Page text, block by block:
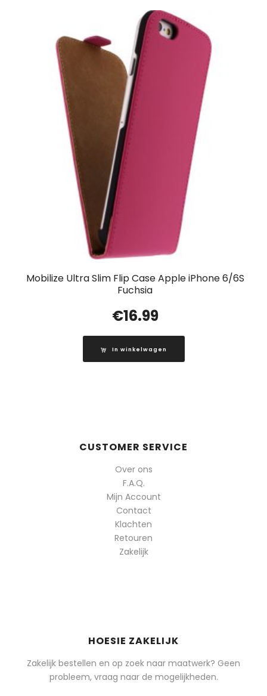
Mobilize Ultra Slim Flip Case Apple iPhone 6/6S
Fuchsia
€16.99
In winkelwagen
CUSTOMER SERVICE
Over ons
F.A.Q.
Mijn Account
Contact
Klachten
Retouren
Zakelijk
HOESIE ZAKELIJK
Zakelijk bestellen en op zoek naar maatwerk? Geen
probleem, vraag naar de mogelijkheden.